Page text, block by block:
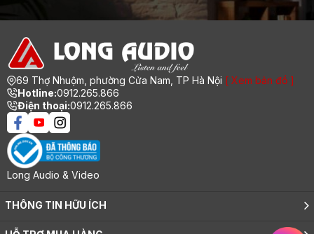
69 Thợ Nhuộm, phường Cửa Nam, TP Hà Nội [ Xem bản đồ ]
Hotline:0912.265.866
Điện thoại:0912.265.866
Long Audio & Video
THÔNG TIN HỮU ÍCH
Giới thiệu